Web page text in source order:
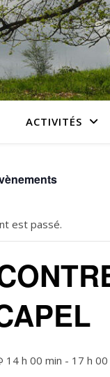
ACTIVITÉS
est passé.
14 h 00 min - 17 h 00